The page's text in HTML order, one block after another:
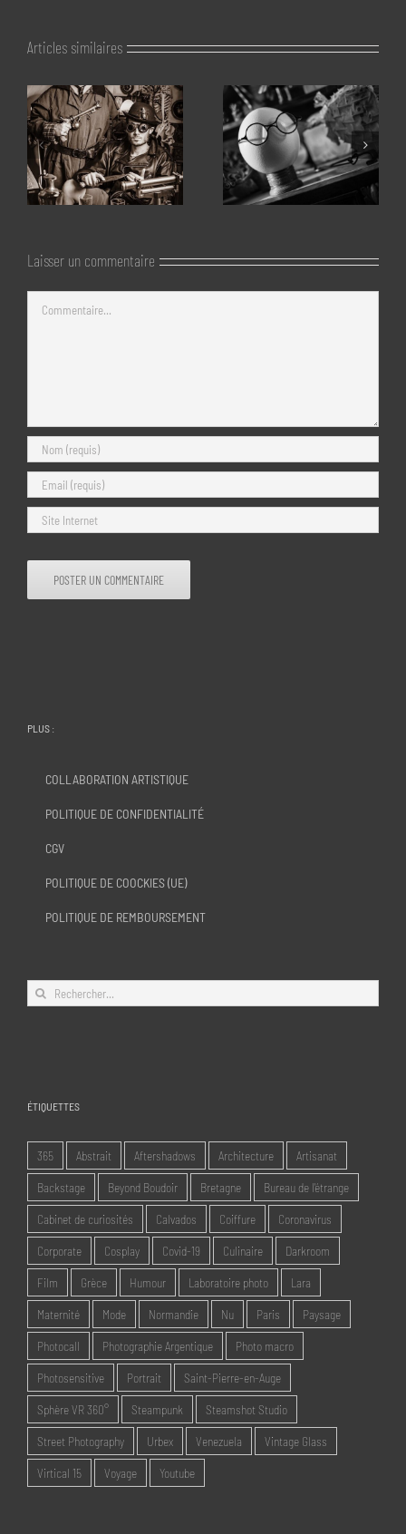
Articles similaires
Laisser un commentaire
PLUS :
COLLABORATION ARTISTIQUE
POLITIQUE DE CONFIDENTIALITÉ
CGV
POLITIQUE DE COOCKIES (UE)
POLITIQUE DE REMBOURSEMENT
Rechercher:
ÉTIQUETTES
365 Abstrait Aftershadows Architecture Artisanat
Backstage Beyond Boudoir Bretagne Bureau de l'étrange
Cabinet de curiosités Calvados Coiffure Coronavirus
Corporate Cosplay Covid-19 Culinaire Darkroom
Film Grèce Humour Laboratoire photo Lara
Maternité Mode Normandie Nu Paris Paysage
Photocall Photographie Argentique Photo macro
Photosensitive Portrait Saint-Pierre-en-Auge
Sphère VR 360° Steampunk Steamshot Studio
Street Photography Urbex Venezuela Vintage Glass
Virtical 15 Voyage Youtube